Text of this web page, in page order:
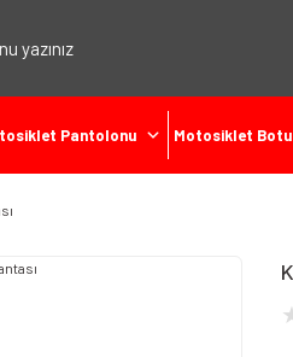
Pantolonu Motosiklet Botu